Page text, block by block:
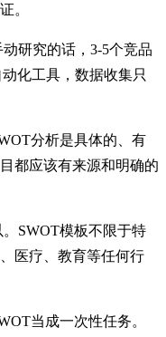
。
动研究的话，3-5个竞品
化工具，数据收集只
分析是具体的、有
都应该有来源和明确的
。SWOT模板不限于特
医疗、教育等任何行
当成一次性任务。